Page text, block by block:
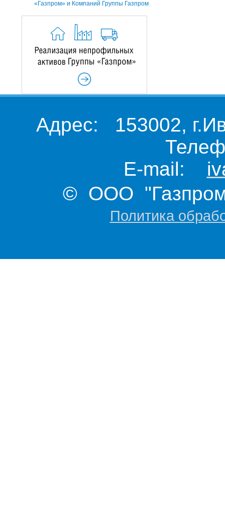
«Газпром» и Компаний Группы Газпром
Адрес: 153002,
E-mail:
© ООО "Газпром
Политика